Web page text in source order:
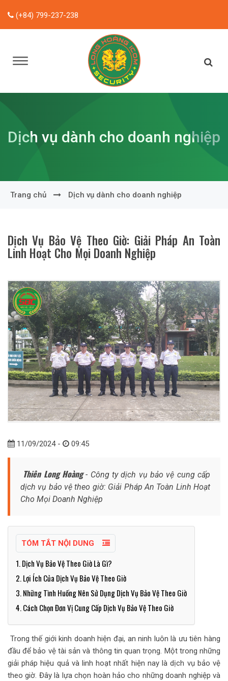
(+84) 799-237-238
Dịch vụ dành cho doanh nghiệp
Trang chủ Dịch vụ dành cho doanh nghiệp
Dịch Vụ Bảo Vệ Theo Giờ: Giải Pháp An Toàn
Linh Hoạt Cho Mọi Doanh Nghiệp
11/09/2024 - 09:45
Thiên Long Hoàng - Công ty dịch vụ bảo vệ cung cấp
dịch vụ bảo vệ theo giờ: Giải Pháp An Toàn Linh Hoạt
Cho Mọi Doanh Nghiệp
TÓM TẮT NỘI DUNG
1. Dịch Vụ Bảo Vệ Theo Giờ Là Gì?
2. Lợi Ích Của Dịch Vụ Bảo Vệ Theo Giờ
3. Những Tình Huống Nên Sử Dụng Dịch Vụ Bảo Vệ Theo Giờ
4. Cách Chọn Đơn Vị Cung Cấp Dịch Vụ Bảo Vệ Theo Giờ
Trong thế giới kinh doanh hiện đại, an ninh luôn là ưu tiên hàng
đầu để bảo vệ tài sản và thông tin quan trọng. Một trong những
giải pháp hiệu quả và linh hoạt nhất hiện nay là dịch vụ bảo vệ
theo giờ. Đây là lựa chọn hoàn hảo cho những doanh nghiệp và